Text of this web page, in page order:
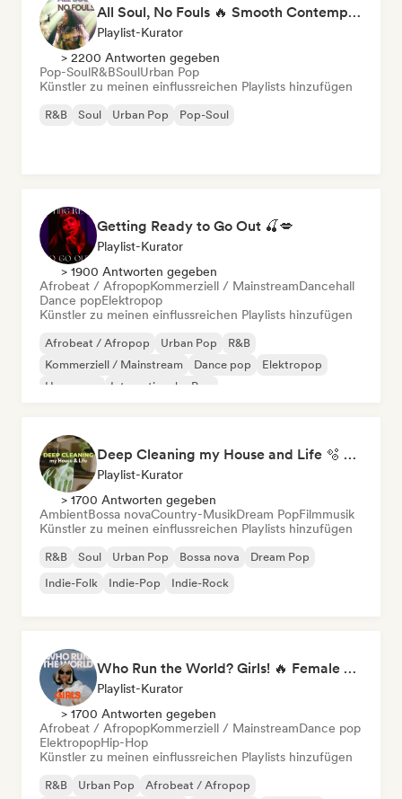
All Soul, No Fouls 🔥 Smooth Contemporary R&B & Neo Soul
Playlist-Kurator
> 2200 Antworten gegeben
Pop-SoulR&BSoulUrban Pop
Künstler zu meinen einflussreichen Playlists hinzufügen
R&B Soul Urban Pop Pop-Soul
Getting Ready to Go Out 🍒💋
Playlist-Kurator
> 1900 Antworten gegeben
Afrobeat / AfropopKommerziell / MainstreamDancehall
Dance popElektropop
Künstler zu meinen einflussreichen Playlists hinzufügen
Afrobeat / Afropop Urban Pop
R&B
Kommerziell / Mainstream
Dance pop
Elektropop
Hyperpop
Internationaler Pop
Deep Cleaning my House and Life 🫧 Bedroom Pop & Indie Pop
Playlist-Kurator
> 1700 Antworten gegeben
AmbientBossa novaCountry-MusikDream PopFilmmusik
Künstler zu meinen einflussreichen Playlists hinzufügen
R&B Soul Urban Pop Bossa nova
Dream Pop
Indie-Folk
Indie-Pop Indie-Rock
Who Run the World? Girls! 🔥 Female Empowerment Pop & Girl-Power Anthems
Playlist-Kurator
> 1700 Antworten gegeben
Afrobeat / AfropopKommerziell / MainstreamDance pop
ElektropopHip-Hop
Künstler zu meinen einflussreichen Playlists hinzufügen
R&B Urban Pop
Afrobeat / Afropop